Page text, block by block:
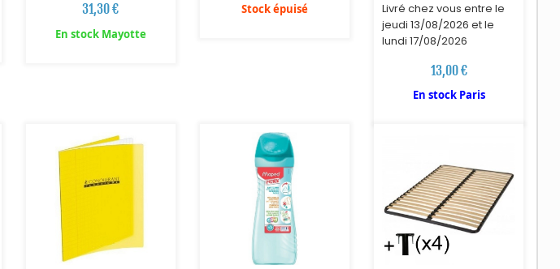
31,30 €
En stock Mayotte
Stock épuisé
Livré chez vous entre le
jeudi 13/08/2026 et le
lundi 17/08/2026
13,00 €
En stock Paris
AJOUTER AU PANIER